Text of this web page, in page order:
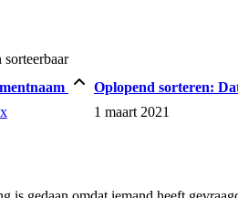
Oplopend sorteren:
1 maart 2021